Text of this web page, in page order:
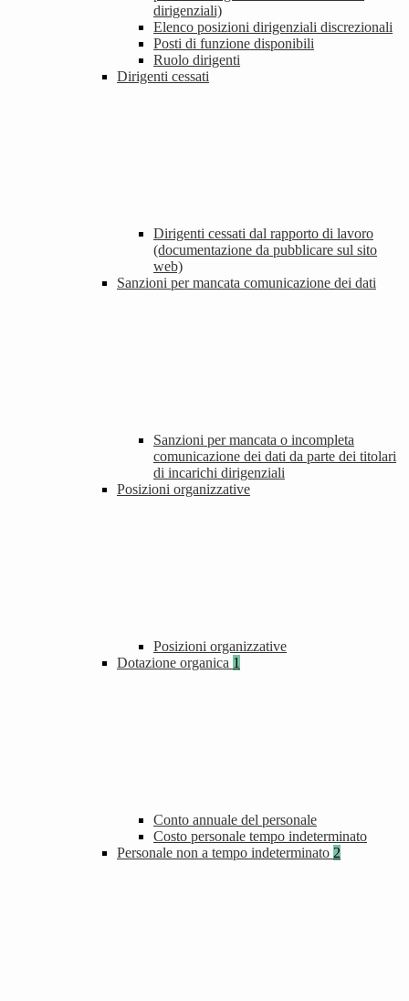
dirigenziali)
Elenco posizioni dirigenziali discrezionali
Posti di funzione disponibili
Ruolo dirigenti
Dirigenti cessati
Dirigenti cessati dal rapporto di lavoro
(documentazione da pubblicare sul sito
web)
Sanzioni per mancata comunicazione dei dati
Sanzioni per mancata o incompleta
comunicazione dei dati da parte dei titolari
di incarichi dirigenziali
Posizioni organizzative
Posizioni organizzative
Dotazione organica 1
Conto annuale del personale
Costo personale tempo indeterminato
Personale non a tempo indeterminato 2